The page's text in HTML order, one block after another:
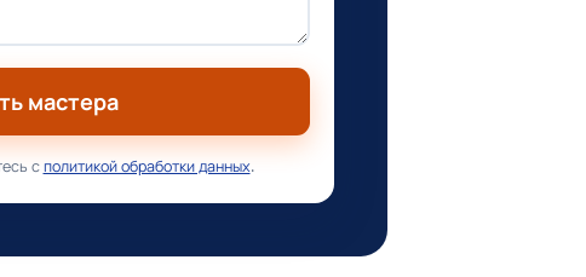
мастера
сполитикой обработки данных.